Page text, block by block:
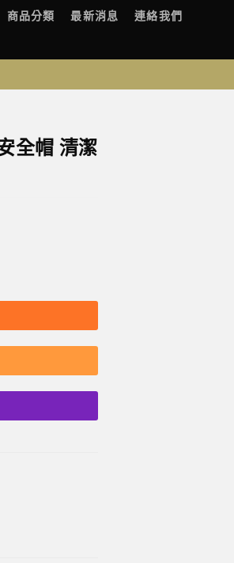
商品分類 最新消息 連絡我們
全帽 清潔